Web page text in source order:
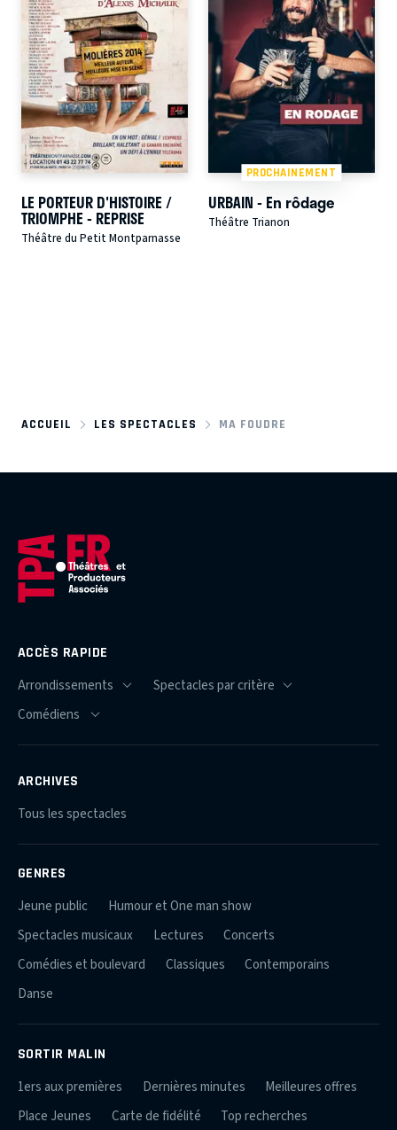
LE PORTEUR D'HISTOIRE /
TRIOMPHE - REPRISE
Théâtre du Petit Montparnasse
PROCHAINEMENT
URBAIN - En rôdage
Théâtre Trianon
ACCUEIL LES SPECTACLES MA FOUDRE
ACCÈS RAPIDE
ARCHIVES
Tous les spectacles
GENRES
Jeune public
Humour et One man show
Spectacles musicaux
Lectures
Concerts
Comédies et boulevard
Classiques
Contemporains
Danse
SORTIR MALIN
1ers aux premières Dernières minutes
Meilleures offres
Place Jeunes
Carte de fidélité Top recherches